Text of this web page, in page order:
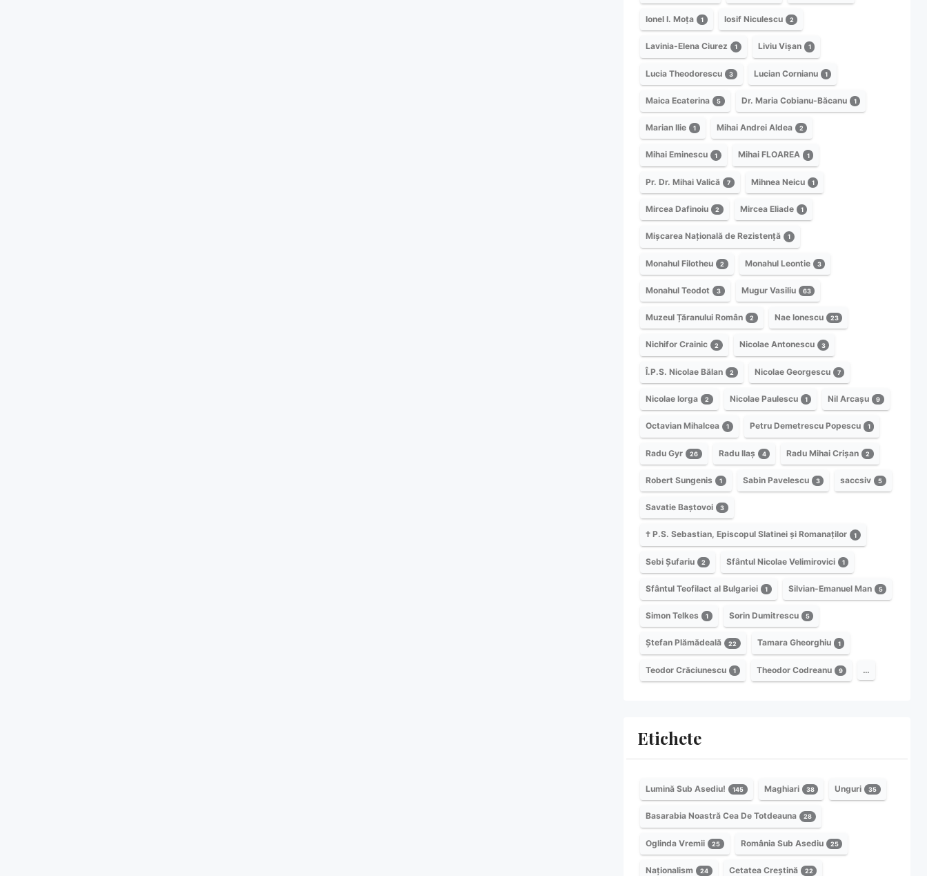
Ionel I. Moța 1 Iosif Niculescu 2
Lavinia-Elena Ciurez 1 Liviu Vișan 1
Lucia Theodorescu 3 Lucian Cornianu 1
Maica Ecaterina 5 Dr. Maria Cobianu-Băcanu 1
Marian Ilie 1 Mihai Andrei Aldea 2
Mihai Eminescu 1 Mihai FLOAREA 1
Pr. Dr. Mihai Valică 7 Mihnea Neicu 1
Mircea Dafinoiu 2 Mircea Eliade 1
Mișcarea Națională de Rezistență 1
Monahul Filotheu 2 Monahul Leontie 3
Monahul Teodot 3 Mugur Vasiliu 63
Muzeul Țăranului Român 2 Nae Ionescu 23
Nichifor Crainic 2 Nicolae Antonescu 3
Î.P.S. Nicolae Bălan 2 Nicolae Georgescu 7
Nicolae Iorga 2 Nicolae Paulescu 1 Nil Arcașu 9
Octavian Mihalcea 1 Petru Demetrescu Popescu 1
Radu Gyr 26 Radu Ilaș 4 Radu Mihai Crișan 2
Robert Sungenis 1 Sabin Pavelescu 3 saccsiv 5
Savatie Baștovoi 3
† P.S. Sebastian, Episcopul Slatinei și Romanaților 1
Sebi Șufariu 2 Sfântul Nicolae Velimirovici 1
Sfântul Teofilact al Bulgariei 1 Silvian-Emanuel Man 5
Simon Telkes 1 Sorin Dumitrescu 5
Ștefan Plămădeală 22 Tamara Gheorghiu 1
Teodor Crăciunescu 1 Theodor Codreanu 9 …
Etichete
Lumină Sub Asediu! 145 Maghiari 38 Unguri 35
Basarabia Noastră Cea De Totdeauna 28
Oglinda Vremii 25 România Sub Asediu 25
Naționalism 24 Cetatea Creștină 22